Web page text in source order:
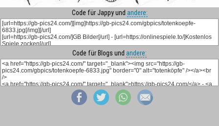
Code für Jappy und andere:
Code für Blogs und andere: